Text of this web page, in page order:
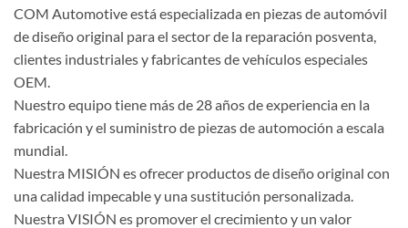
COM Automotive está especializada en piezas de automóvil
de diseño original para el sector de la reparación posventa,
clientes industriales y fabricantes de vehículos especiales
OEM.
Nuestro equipo tiene más de 28 años de experiencia en la
fabricación y el suministro de piezas de automoción a escala
mundial.
Nuestra MISIÓN es ofrecer productos de diseño original con
una calidad impecable y una sustitución personalizada.
Nuestra VISIÓN es promover el crecimiento y un valor